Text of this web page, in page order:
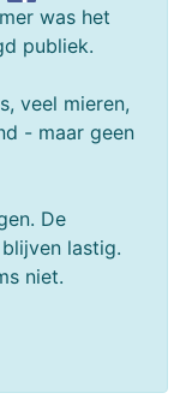
was het
publiek.
veel mieren,
- maar geen
De
lastig.
niet.